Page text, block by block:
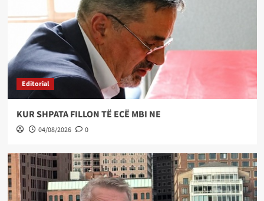
Editorial
KUR SHPATA FILLON TË ECË MBI NE
04/08/2026 0